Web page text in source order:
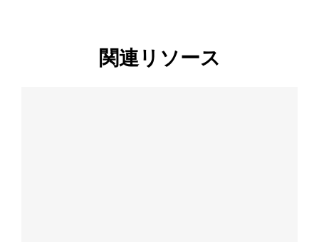
関連リソース